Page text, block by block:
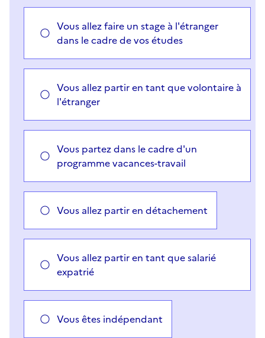
Vous allez faire un stage à l'étranger
dans le cadre de vos études
Vous allez partir en tant que volontaire à
l'étranger
Vous partez dans le cadre d'un
programme vacances-travail
Vous allez partir en détachement
Vous allez partir en tant que salarié
expatrié
Vous êtes indépendant